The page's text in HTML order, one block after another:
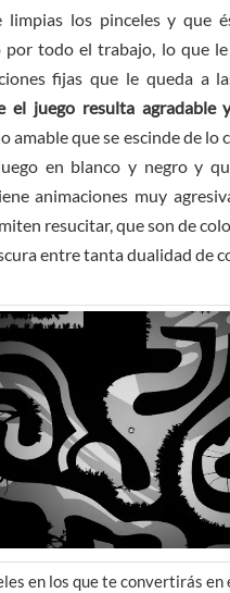
limpias los pinceles y que
por todo el trabajo, lo que
fijas que le queda a
el juego resulta agradable
amable que se escinde de lo
en blanco y negro y
animaciones muy
resucitar, que son de
entre tanta dualidad de
en los que te convertirás en